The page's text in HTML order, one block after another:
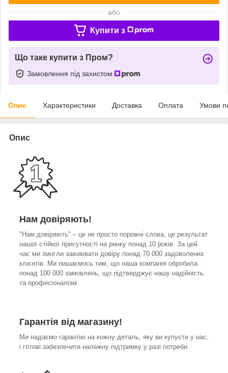
або
Купити з
Що таке купити з Пром?
Замовлення під захистом
Опис Характеристики Доставка Оплата Умови
Опис
Нам довіряють!
"Нам довіряють" – це не просто порожні слова, це результат
нашої стійкої присутності на ринку понад 10 років. За цей
час ми змогли завоювати довіру понад 70 000 задоволених
клієнтів. Ми пишаємось тим, що наша компанія обробила
понад 100 000 замовлень, що підтверджує нашу надійність
та професіоналізм.
Гарантія від магазину!
Ми надаємо гарантію на кожну деталь, яку ви купуєте у нас,
і готові забезпечити належну підтримку у разі потреби.